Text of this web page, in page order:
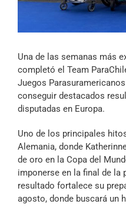
Una de las semanas más
completó el Team
Juegos
conseguir destacados
disputadas en Europa.
Uno de los principales
Alemania, donde
de oro en la Copa del
imponerse en la final de la
resultado fortalece su
agosto, donde buscará un